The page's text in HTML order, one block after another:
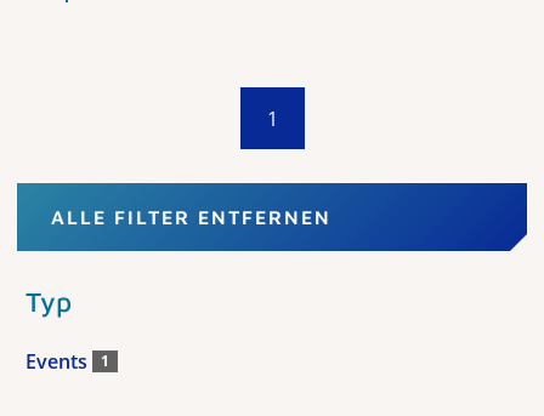
1
ALLE FILTER ENTFERNEN
Typ
Events 1